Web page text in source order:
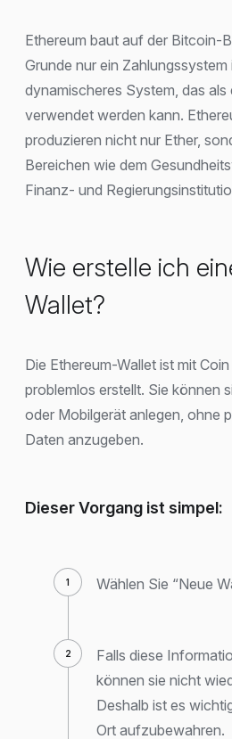
Ethereum baut auf der Bitcoin-
Grunde nur ein Zahlungssystem
dynamischeres System, das als
verwendet werden kann.
produzieren nicht nur Ether,
Bereichen wie dem
Finanz- und
Wie erstelle ich
Wallet?
Die Ethereum-Wallet ist mit
problemlos erstellt. Sie können
oder Mobilgerät anlegen, ohne
Daten anzugeben.
Dieser Vorgang ist simpel:
Wählen Sie “Neue
Falls diese
können sie nicht
Deshalb ist es
Ort aufzubewahren.